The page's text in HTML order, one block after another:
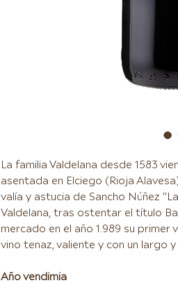
La familia Valdelana desde 1583
asentada en Elciego (Rioja
valía y astucia de Sancho Núñez
Valdelana, tras ostentar el título
mercado en el año 1.989 su primer
vino tenaz, valiente y con un largo
Año vendimia